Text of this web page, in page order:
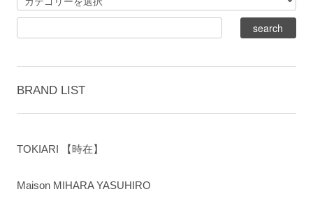
BRAND LIST
TOKIARI 【時在】
Maison MIHARA YASUHIRO